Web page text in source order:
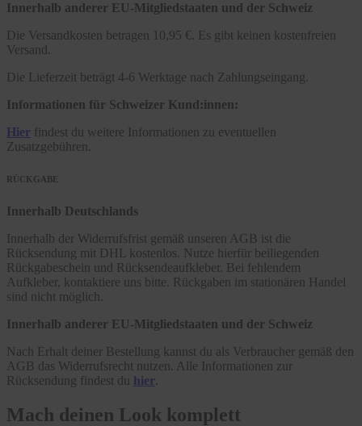
Innerhalb anderer EU-Mitgliedstaaten und der Schweiz
Die Versandkosten betragen 10,95 €. Es gibt keinen kostenfreien
Versand.
Die Lieferzeit beträgt 4-6 Werktage nach Zahlungseingang.
Informationen für Schweizer Kund:innen:
Hier findest du weitere Informationen zu eventuellen
Zusatzgebühren.
RÜCKGABE
Innerhalb Deutschlands
Innerhalb der Widerrufsfrist gemäß unseren AGB ist die
Rücksendung mit DHL kostenlos. Nutze hierfür beiliegenden
Rückgabeschein und Rücksendeaufkleber. Bei fehlendem
Aufkleber, kontaktiere uns bitte. Rückgaben im stationären Handel
sind nicht möglich.
Innerhalb anderer EU-Mitgliedstaaten und der Schweiz
Nach Erhalt deiner Bestellung kannst du als Verbraucher gemäß den
AGB das Widerrufsrecht nutzen. Alle Informationen zur
Rücksendung findest du hier
Mach deinen Look komplett